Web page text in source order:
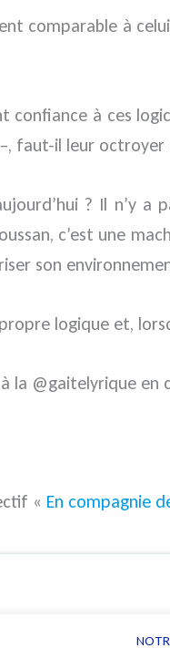
comparable à
confiance à ces
faut-il leur
? Il n’y
c’est une
son
logique et,
la @gaitelyrique
« En compagnie